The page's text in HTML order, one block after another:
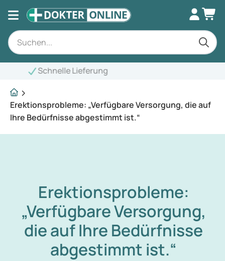
Erektionsprobleme: „Verfügbare Versorgung, die auf
Ihre Bedürfnisse abgestimmt ist.“
Erektionsprobleme:
„Verfügbare Versorgung,
die auf Ihre Bedürfnisse
abgestimmt ist.“